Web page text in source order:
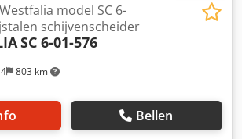
803 km
model SC 6-
schijvenscheider
SC 6-01-576
Bellen